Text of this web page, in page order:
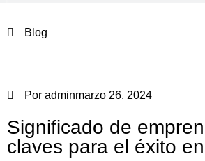
Blog
Por adminmarzo 26, 2024
Significado de
claves para el éxito